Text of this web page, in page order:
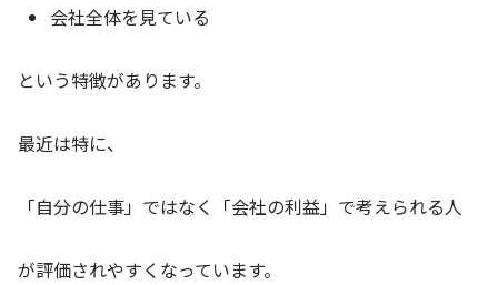
会社全体を見ている
という特徴があります。
最近は特に、
「自分の仕事」ではなく「会社の利益」で考えられる人
が評価されやすくなっています。